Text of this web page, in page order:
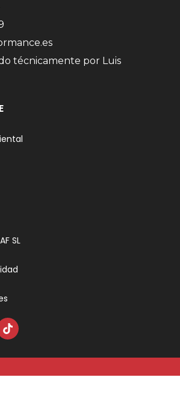
técnicamente por Luis
SL